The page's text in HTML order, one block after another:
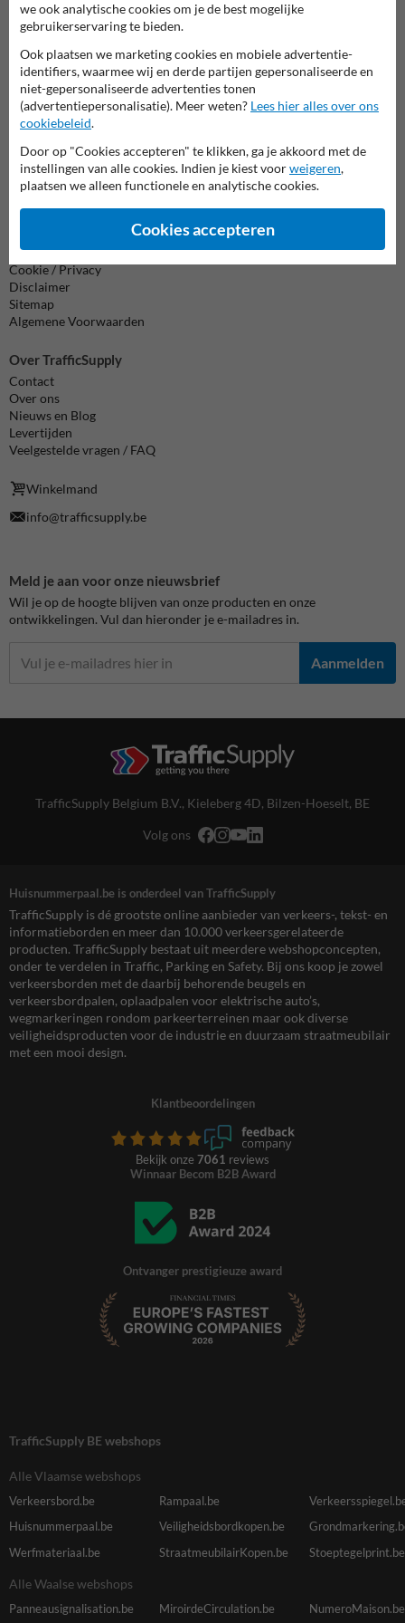
Wij zijn op werkdagen (van 8.00 tot 17.00) te bereiken op 011
Vragen? Stuur een e-mail naarinfo@trafficsupply.beof vul het
formulier in en we reageren zo spoedig mogelijk.
info@trafficsupply.be
Alle contactgegevens
Product(en) retourneren
Cookie / Privacy
Disclaimer
Sitemap
Algemene Voorwaarden
Over TrafficSupply
Contact
Over ons
Nieuws en Blog
Levertijden
Veelgestelde vragen / FAQ
Winkelmand
info@trafficsupply.be
Meld je aan voor onze nieuwsbrief
Wil je op de hoogte blijven van onze producten en onze
ontwikkelingen. Vul dan hieronder je e-mailadres in.
Aanmelden
TrafficSupply Belgium B.V., Kieleberg 4D, Bilzen-Hoeselt, BE
Volg ons
Huisnummerpaal.be is onderdeel van TrafficSupply
TrafficSupply is dé grootste online aanbieder van verkeers-, tekst- en
informatieborden en meer dan 10.000 verkeersgerelateerde
producten. TrafficSupply bestaat uit meerdere webshopconcepten,
onder te verdelen in Traffic, Parking en Safety. Bij ons koop je zowel
verkeersborden met de daarbij behorende beugels en
verkeersbordpalen, oplaadpalen voor elektrische auto’s,
wegmarkeringen rondom parkeerterreinen maar ook diverse
veiligheidsproducten voor de industrie en duurzaam straatmeubilair
met een mooi design.
Klantbeoordelingen
Bekijk onze 7061 reviews
Winnaar Becom B2B Award
Ontvanger prestigieuze award
TrafficSupply BE webshops
Alle Vlaamse webshops
Verkeersbord.be Rampaal.be
Huisnummerpaal.be
Veiligheidsbordkopen.be
Werfmateriaal.be
StraatmeubilairKopen.be Stoeptegelprint.be
Alle Waalse webshops
Panneausignalisation.be MiroirdeCirculation.be NumeroMaison.be
we ook analytische cookies om je de best mogelijke
gebruikerservaring te bieden.
Ook plaatsen we marketing cookies en mobiele advertentie-
identifiers, waarmee wij en derde partijen gepersonaliseerde en
niet-gepersonaliseerde advertenties tonen
(advertentiepersonalisatie). Meer weten? Lees hier alles over ons
cookiebeleid.
Door op "Cookies accepteren" te klikken, ga je akkoord met de
instellingen van alle cookies. Indien je kiest voorweigeren,
plaatsen we alleen functionele en analytische cookies.
Cookies accepteren